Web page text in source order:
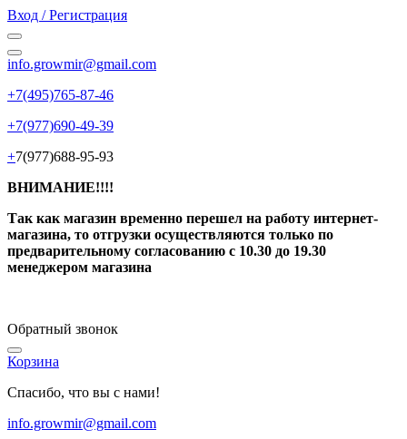
Вход / Регистрация
info.growmir@gmail.com
+7(495)765-87-46
+7(977)690-49-39
+7(977)688-95-93
ВНИМАНИЕ!!!!
Так как магазин временно перешел на работу интернет-
магазина, то отгрузки осуществляются только по
предварительному согласованию с 10.30 до 19.30
менеджером магазина
Обратный звонок
Корзина
Спасибо, что вы с нами!
info.growmir@gmail.com